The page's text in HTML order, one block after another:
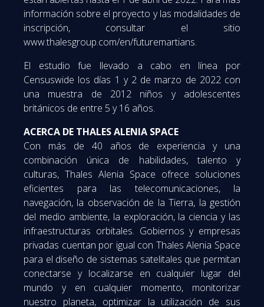
información sobre el proyecto y las modalidades de
inscripción, consultar el sitio
www.thalesgroup.com/en/futuremartians.
El estudio fue llevado a cabo en línea por
Censuswide los días 1 y 2 de marzo de 2022 con
una muestra de 2012 niños y adolescentes
británicos de entre 5 y 16 años.
ACERCA DE THALES ALENIA SPACE
Con más de 40 años de experiencia y una
combinación única de habilidades, talento y
culturas, Thales Alenia Space ofrece soluciones
eficientes para las telecomunicaciones, la
navegación, la observación de la Tierra, la gestión
del medio ambiente, la exploración, la ciencia y las
infraestructuras orbitales. Gobiernos y empresas
privadas cuentan por igual con Thales Alenia Space
para el diseño de sistemas satelitales que permitan
conectarse y localizarse en cualquier lugar del
mundo y en cualquier momento, monitorizar
nuestro planeta, optimizar la utilización de sus